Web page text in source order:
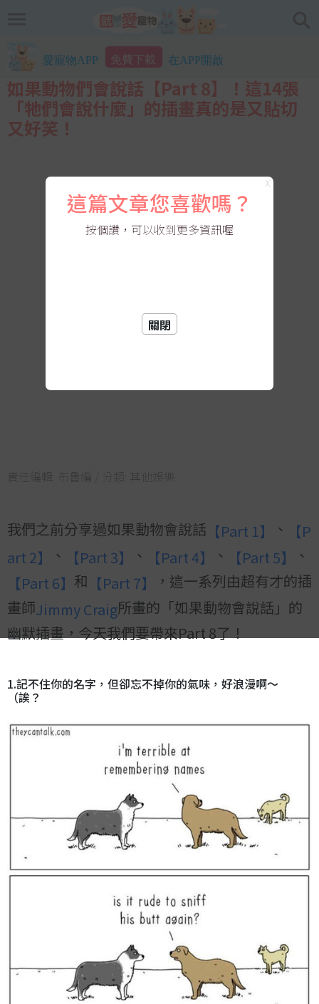
愛寵物APP 免費下載 在APP開啟
如果動物們會說話【Part 8】！這14張
「牠們會說什麼」的插畫真的是又貼切
又好笑！
責任編輯: 布魯編 / 分類: 其他娛樂
我們之前分享過如果動物會說話 【Part 1】 、
【P
art 2】
、 【Part 3】 、 【Part 4】 、 【Part 5】
、
【Part 6】 和 【Part 7】
，這一系列由超有才的插
畫師Jimmy Craig所畫的「如果動物會說話」的
幽默插畫，今天我們要帶來Part 8了！
1.記不住你的名字，但卻忘不掉你的氣味，好浪漫啊～
（誒？
X
這篇文章您喜歡嗎？
按個讚，可以收到更多資訊喔
關閉